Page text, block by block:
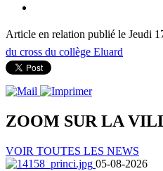
Article en relation publié le Jeudi
du cross du collège Eluard
ZOOM SUR LA
VOIR TOUTES LES NEWS
05-08-2026